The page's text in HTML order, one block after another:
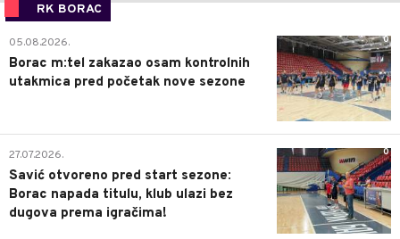
RK BORAC
0
05.08.2026.
Borac m:tel zakazao osam kontrolnih
utakmica pred početak nove sezone
0
27.07.2026.
Savić otvoreno pred start sezone:
Borac napada titulu, klub ulazi bez
dugova prema igračima!